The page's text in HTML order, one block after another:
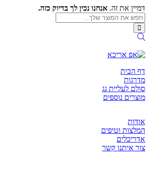
Skip
to
content
דמיין את זה. אנחנו נכין לך בדיוק כזה.
חפש
את
המוצר
שלך
חפש
את
שלך
אריכא
דף הבית
מדרגות
סולם לעליית גג
מוצרים נוספים
אודות
המלצות וטיפים
אדריכלים
צור איתנו קשר